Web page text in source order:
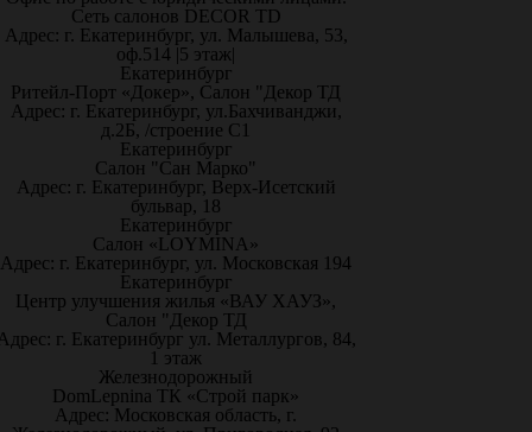
Сеть салонов DECOR TD
Адрес: г. Екатеринбург, ул. Малышева, 53,
оф.514 |5 этаж|
Екатеринбург
Ритейл-Порт «Докер», Салон "Декор ТД
Адрес: г. Екатеринбург, ул.Бахчиванджи,
д.2Б, /строение С1
Екатеринбург
Салон "Сан Марко"
Адрес: г. Екатеринбург, Верх-Исетский
бульвар, 18
Екатеринбург
Салон «LOYMINA»
Адрес: г. Екатеринбург, ул. Московская 194
Екатеринбург
Центр улучшения жилья «ВАУ ХАУЗ»,
Салон "Декор ТД
г. Екатеринбург ул. Металлургов, 84,
1 этаж
Железнодорожный
DomLepnina ТК «Строй парк»
Адрес: Московская область, г.